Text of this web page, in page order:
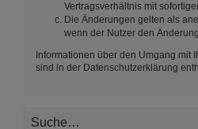
Vertragsverhältnis mit
Die Änderungen gelten als
wenn der Nutzer den
Informationen über den Umgang mit
sind in der Datenschutzerklärung